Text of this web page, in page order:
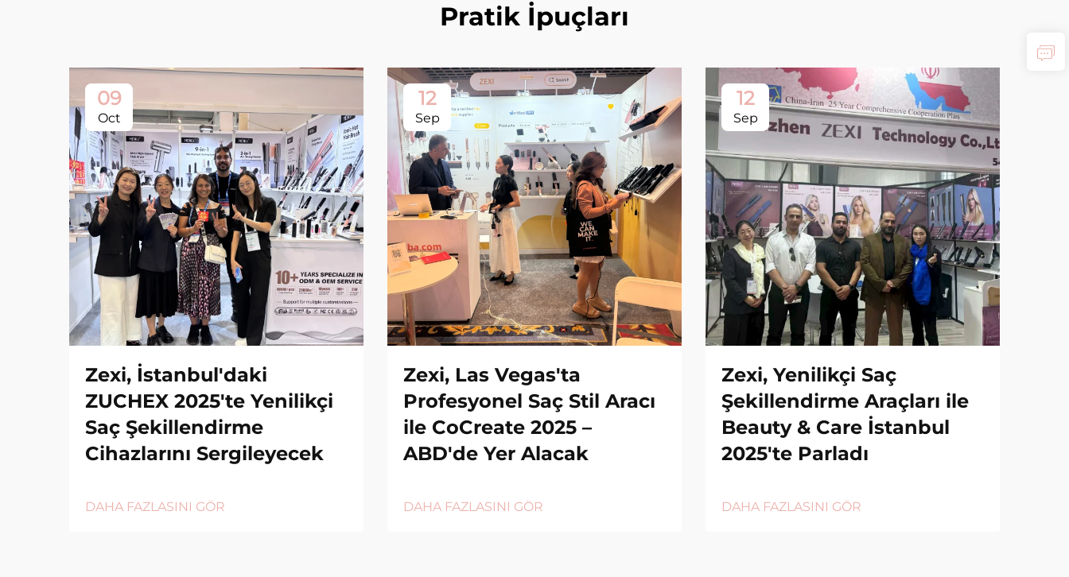
Pratik İpuçları
09
Oct
Zexi, İstanbul'daki
ZUCHEX 2025'te Yenilikçi
Saç Şekillendirme
Cihazlarını Sergileyecek
DAHA FAZLASINI GÖR
12
Sep
Zexi, Las Vegas'ta
Profesyonel Saç Stil Aracı
ile CoCreate 2025 –
ABD'de Yer Alacak
DAHA FAZLASINI GÖR
12
Sep
Zexi, Yenilikçi Saç
Şekillendirme Araçları ile
Beauty & Care İstanbul
2025'te Parladı
DAHA FAZLASINI GÖR